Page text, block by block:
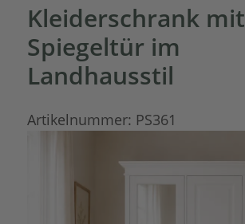
Kleiderschrank mit
Spiegeltür im
Landhausstil
Artikelnummer: PS361